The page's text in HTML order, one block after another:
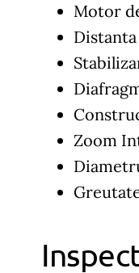
Motor
Zoom